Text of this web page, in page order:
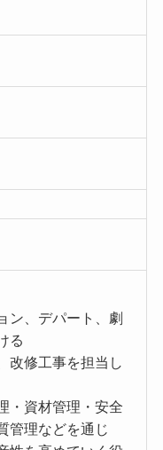
ン、デパート、劇
る
改修工事を担当し
・資材管理・安全
管理などを通じ